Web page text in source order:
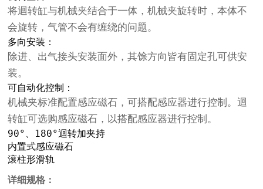
将迴转缸与机械夹结合于一体，机械夹旋转时，本体不
会旋转，气管不会有缠绕的问题。
多向安装：
除进、出气接头安装面外，其馀方向皆有固定孔可供安
装。
可自动化控制：
机械夹标准配置感应磁石，可搭配感应器进行控制。迴
转缸可选购感应磁石，以搭配感应器进行控制。
90°、180°迴转加夹持
内置式感应磁石
滚柱形滑轨
详细规格：